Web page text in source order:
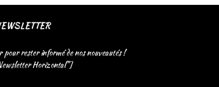
rester informé de nos nouveautés !
Horizontal"]